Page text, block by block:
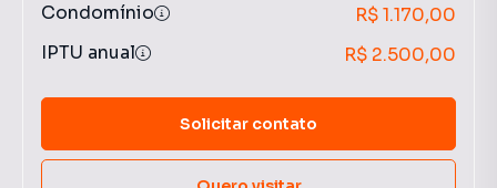
Condomínio
R$ 1.170,00
IPTU anual
R$ 2.500,00
Solicitar contato